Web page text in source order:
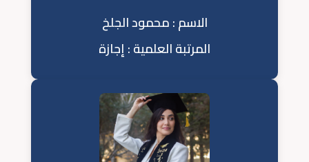
الاسم : محمود الجلخ
المرتبة العلمية : إجازة